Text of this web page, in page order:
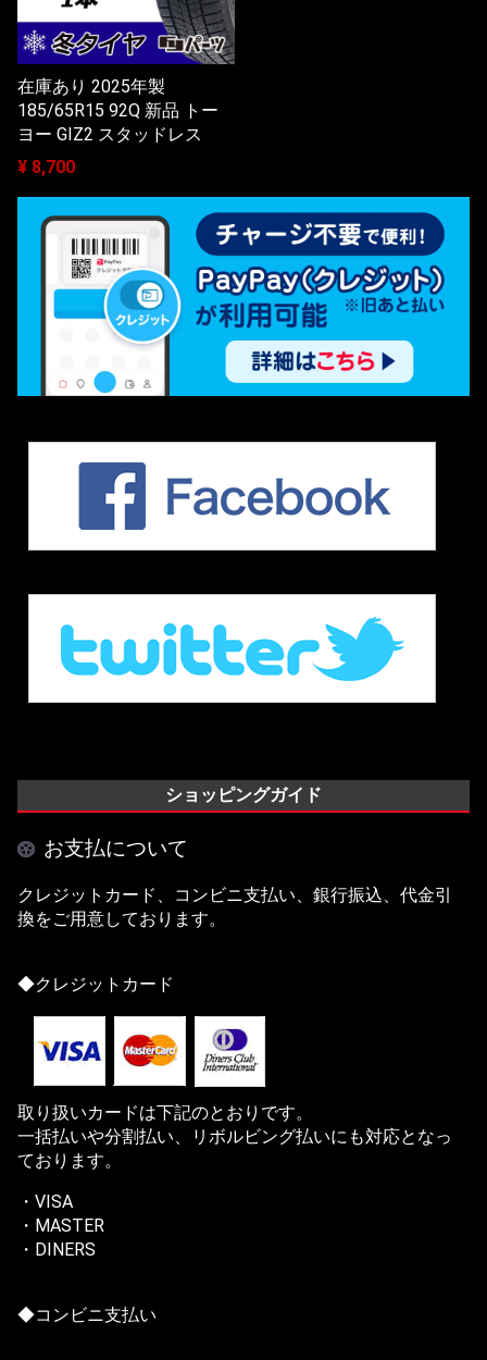
在庫あり 2025年製
185/65R15 92Q 新品 トー
ヨー GIZ2 スタッドレス
¥ 8,700
ショッピングガイド
お支払について
クレジットカード、コンビニ支払い、銀行振込、代金引
換をご用意しております。
◆クレジットカード
取り扱いカードは下記のとおりです。
一括払いや分割払い、リボルビング払いにも対応となっ
ております。
・VISA
・MASTER
・DINERS
◆コンビニ支払い